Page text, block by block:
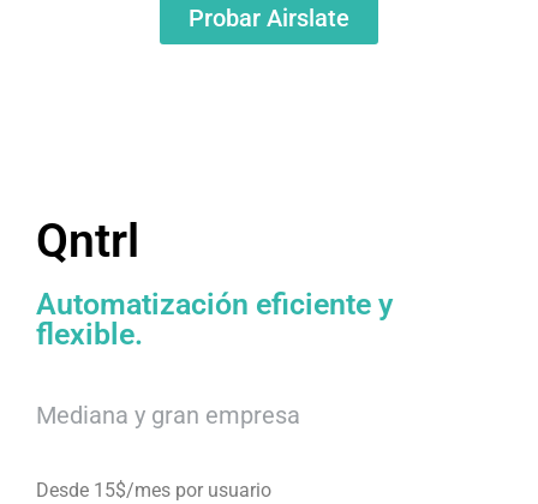
Probar Airslate
Qntrl
Automatización eficiente y
flexible.
Mediana y gran empresa
Desde 15$/mes por usuario